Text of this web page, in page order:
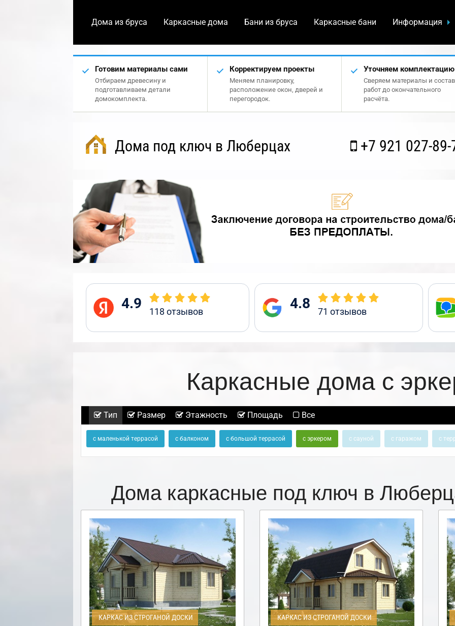
Дома из бруса Каркасные дома Бани из бруса Каркасные бани Информация
Готовим материалы сами
Отбираем древесину и
подготавливаем детали
домокомплекта.
Корректируем проекты
Меняем планировку,
расположение окон, дверей и
перегородок.
Уточняем комплектацию
Сверяем материалы и состав
работ до окончательного
расчёта.
Дома под ключ в Люберцах +7 921 027-89-
4.9 118 отзывов 4.8 71 отзывов
Каркасные дома с
Тип Размер Этажность Площадь Все
с маленькой террасой с балконом с большой террасой с эркером с сауной с гаражом с
Дома каркасные под ключ в
КАРКАС ИЗ СТРОГАНОЙ ДОСКИ КАРКАС ИЗ СТРОГАНОЙ ДОСКИ